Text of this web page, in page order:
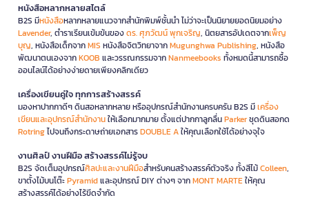
หนังสือหลากหลายสไตล์
B2S มีหนังสือหลากหลายแนวจากสำนักพิมพ์ชั้นนำ ไม่ว่าจะเป็นนิยายยอดนิยมอย่าง
Lavender, ตำราเรียนเข้มข้นของดร. ศุภวัฒน์ พุกเจริญ, นิตยสารอัปเดตจากเพ็ญ
บุญ, หนังสือเด็กจากMIS หนังสือจิตวิทยาจากMugunghwa Publishing, หนังสือ
พัฒนาตนเองจากKOOB และวรรณกรรมจากNanmeebooks ทั้งหมดนี้สามารถซื้อ
ออนไลน์ได้อย่างง่ายดายเพียงคลิกเดียว
เครื่องเขียนคู่ใจ ทุกการสร้างสรรค์
มองหาปากกาดีๆ ดินสอหลากหลาย หรืออุปกรณ์สำนักงานครบครัน B2S มีเครื่อง
เขียนและอุปกรณ์สำนักงานให้เลือกมากมาย ตั้งแต่ปากกาลูกลื่นParkerชุดดินสอกด
Rotringไปจนถึงกระดาษถ่ายเอกสารDOUBLE Aให้คุณเลือกใช้ได้อย่างจุใจ
งานศิลป์ งานฝีมือ สร้างสรรค์ไม่รู้จบ
B2S จัดเต็มอุปกรณ์ศิลปะและงานฝีมือสำหรับคนสร้างสรรค์ตัวจริง ทั้งสีไม้Colleen,
ขาตั้งไม้บนโต๊ะPyramidและอุปกรณ์ DIY ต่างๆ จากMONT MARTEให้คุณ
สร้างสรรค์ได้อย่างไร้ขีดจำกัด